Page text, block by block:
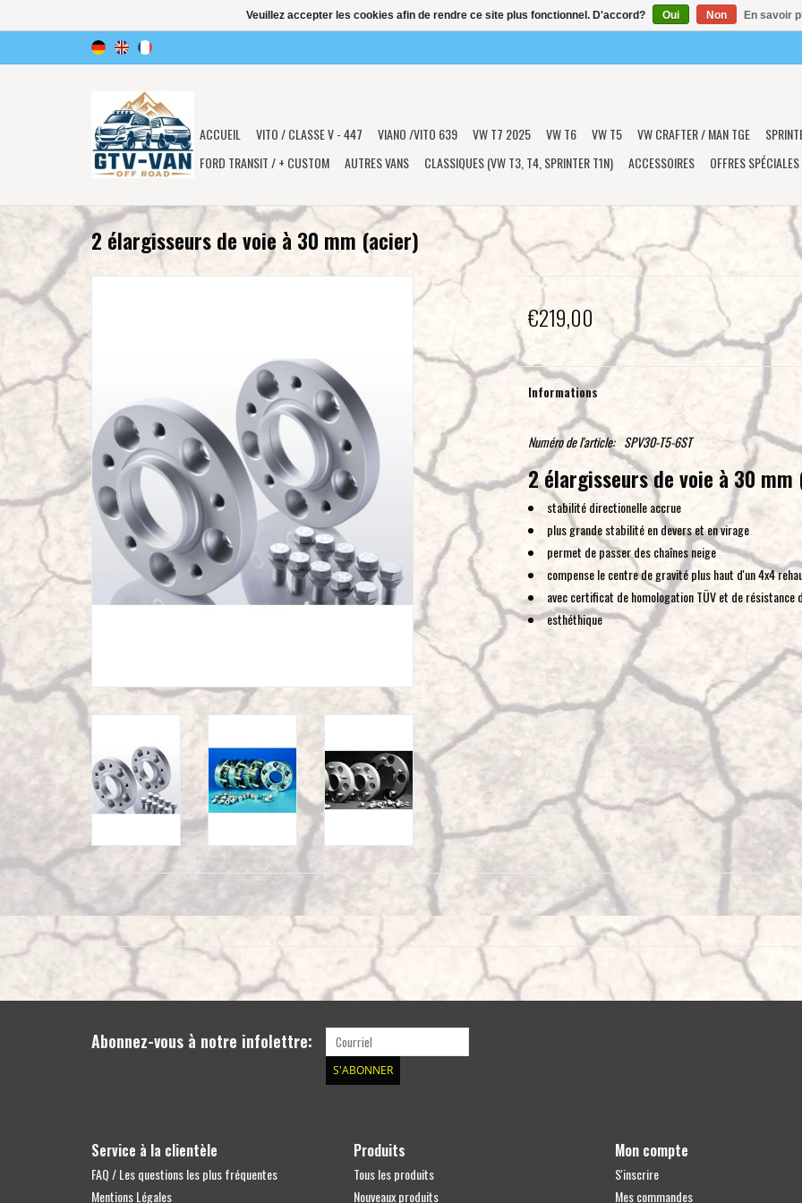
ACCUEIL VITO / CLASSE V - 447 VIANO /VITO 639 VW T7 2025 VW T6 VW T5 VW CRAFTER / MAN TGE
FORD TRANSIT / + CUSTOM
AUTRES VANS CLASSIQUES (VW T3, T4, SPRINTER T1N) ACCESSOIRES OFFRES SPÉCIALES
2 élargisseurs de voie à 30 mm (acier)
€219,00
Informations
Numéro de l'article: SPV30-T5-6ST
2 élargisseurs de voie à 30
stabilité directionelle accrue
plus grande stabilité en devers et en virage
permet de passer des chaînes neige
compense le centre de gravité plus haut d'un 4x4
avec certificat de homologation TÜV et de résistance
esthéthique
Abonnez-vous à notre infolettre:
S'ABONNER
Service à la clientèle
FAQ / Les questions les plus fréquentes
Mentions Légales
Produits
Tous les produits
Nouveaux produits
Mon compte
S'inscrire
Mes commandes
Veuillez accepter les cookies afin de rendre ce site plus fonctionnel. D'accord? Oui Non En savoir